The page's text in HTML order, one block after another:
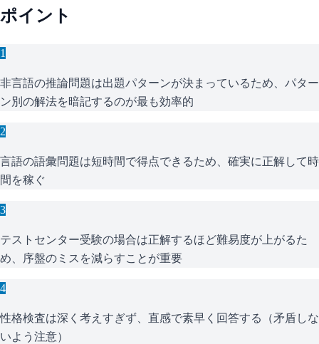
ポイント
1
非言語の推論問題は出題パターンが決まっているため、パター
ン別の解法を暗記するのが最も効率的
2
言語の語彙問題は短時間で得点できるため、確実に正解して時
間を稼ぐ
3
テストセンター受験の場合は正解するほど難易度が上がるた
め、序盤のミスを減らすことが重要
4
性格検査は深く考えすぎず、直感で素早く回答する（矛盾しな
いよう注意）